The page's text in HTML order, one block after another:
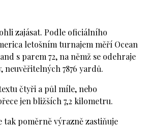
zajásat. Podle oficiálního
letošním turnajem měří Ocean
s parem 72, na němž se odehraje
neuvěřitelných 7876 yardů.
čtyři a půl míle, nebo
jen bližších 7,2 kilometru.
tak poměrně výrazně zastiňuje